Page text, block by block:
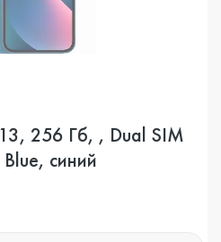
256 Гб, , Dual SIM
синий